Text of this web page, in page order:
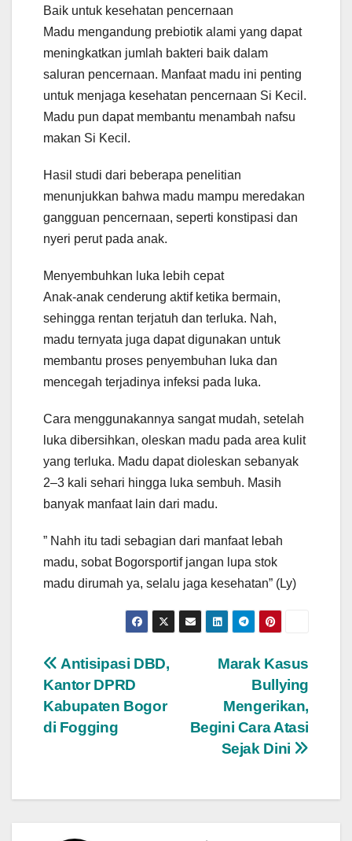
Baik untuk kesehatan pencernaan
Madu mengandung prebiotik alami yang dapat
meningkatkan jumlah bakteri baik dalam
saluran pencernaan. Manfaat madu ini penting
untuk menjaga kesehatan pencernaan Si Kecil.
Madu pun dapat membantu menambah nafsu
makan Si Kecil.
Hasil studi dari beberapa penelitian
menunjukkan bahwa madu mampu meredakan
gangguan pencernaan, seperti konstipasi dan
nyeri perut pada anak.
Menyembuhkan luka lebih cepat
Anak-anak cenderung aktif ketika bermain,
sehingga rentan terjatuh dan terluka. Nah,
madu ternyata juga dapat digunakan untuk
membantu proses penyembuhan luka dan
mencegah terjadinya infeksi pada luka.
Cara menggunakannya sangat mudah, setelah
luka dibersihkan, oleskan madu pada area kulit
yang terluka. Madu dapat dioleskan sebanyak
2–3 kali sehari hingga luka sembuh. Masih
banyak manfaat lain dari madu.
” Nahh itu tadi sebagian dari manfaat lebah
madu, sobat Bogorsportif jangan lupa stok
madu dirumah ya, selalu jaga kesehatan” (Ly)
Navigasi
pos
Marak Kasus
Bullying
Mengerikan,
Begini Cara Atasi
Sejak Dini
Antisipasi DBD,
Kantor DPRD
Kabupaten Bogor
di Fogging